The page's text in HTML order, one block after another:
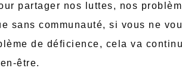
partager nos luttes, nos
sans communauté, si vous ne
de déficience, cela va
être.